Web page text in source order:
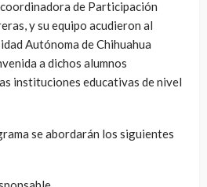
de Participación
y su equipo acudieron al
Autónoma de Chihuahua
a dichos alumnos
instituciones educativas de nivel
se abordarán los siguientes